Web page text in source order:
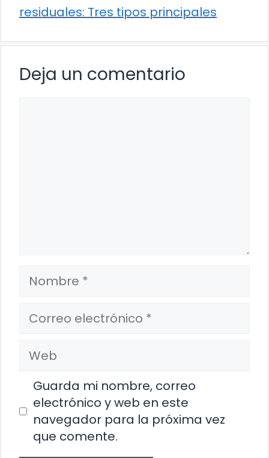
residuales: Tres tipos principales
Deja un comentario
Nombre
Correo
electrónico
Web
Guarda mi nombre, correo
electrónico y web en este
navegador para la próxima vez
que comente.